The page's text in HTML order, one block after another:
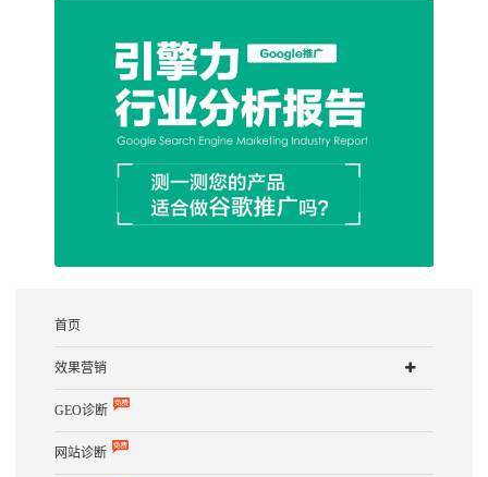
首页
效果营销
GEO诊断
网站诊断